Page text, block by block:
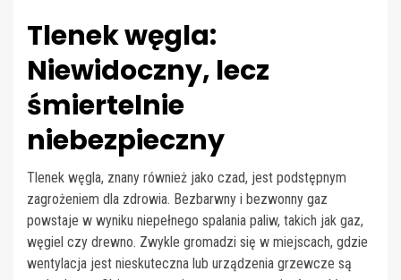
Tlenek węgla:
Niewidoczny, lecz
śmiertelnie
niebezpieczny
Tlenek węgla, znany również jako czad, jest podstępnym
zagrożeniem dla zdrowia. Bezbarwny i bezwonny gaz
powstaje w wyniku niepełnego spalania paliw, takich jak gaz,
węgiel czy drewno. Zwykle gromadzi się w miejscach, gdzie
wentylacja jest nieskuteczna lub urządzenia grzewcze są